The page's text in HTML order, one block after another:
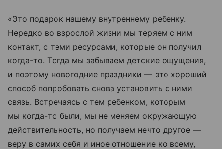
«Это подарок нашему внутреннему ребенку.
Нередко во взрослой жизни мы теряем с ним
контакт, с теми ресурсами, которые он получил
когда-то. Тогда мы забываем детские ощущения,
и поэтому новогодние праздники — это хороший
способ попробовать снова установить с ними
связь. Встречаясь с тем ребенком, которым
мы когда-то были, мы не меняем окружающую
действительность, но получаем нечто другое —
веру в самих себя и иное отношение ко всему,